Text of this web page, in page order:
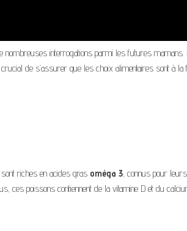
nombreuses interrogations parmi les futures mamans.
de s’assurer que les choix alimentaires sont à la
riches en acides gras oméga 3 , connus pour
ces poissons contiennent de la vitamine D et du